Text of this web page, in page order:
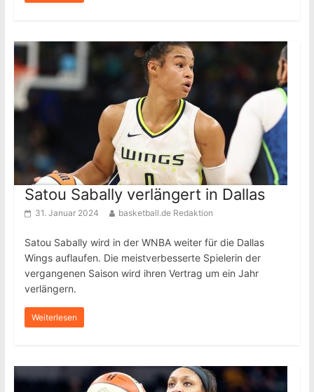
Satou Sabally verlängert in Dallas
31. Januar 2024 basketball.de Redaktion
Satou Sabally wird in der WNBA weiter für die Dallas
Wings auflaufen. Die meistverbesserte Spielerin der
vergangenen Saison wird ihren Vertrag um ein Jahr
verlängern.
Weiterlesen